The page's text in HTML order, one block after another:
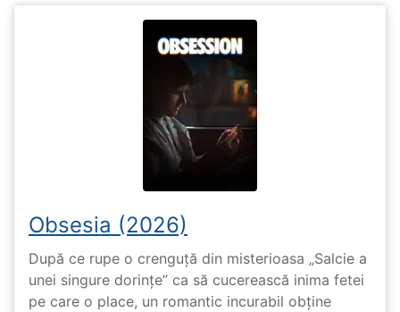
Obsesia (2026)
După ce rupe o crenguță din misterioasa „Salcie a
unei singure dorințe” ca să cucerească inima fetei
pe care o place, un romantic incurabil obține